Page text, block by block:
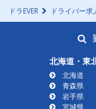
ドラEVER ドライバー求
北海道・東
北海道
青森県
岩手県